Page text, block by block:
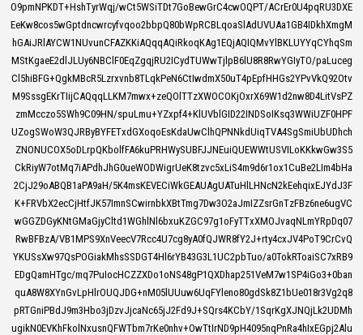
O9pmNPKDT+HshTyrWqj/wCt5WSiTDt7GoBewGrC4cwOQPT/ACrEr0U4pqRU3DXE
EeKw8cos5wGptdncwrcyfvqoo2bbpQ80bWpRCBLqoaSlAdUVUAa1GB4IDkhXmgM
hGAiJRlAYCW1NUvunCFAZKKiAQqqAQiRkoqKAg1EQjAQIQMvYlBKLUYYqCYhqSm
MStKgaeE2dlJLUy6NBClF0EqZgqjRU2ICydTUWwTjlpB6lU8R8RwYGIyTO/paLuceg
Cl5hiBFG+QgkMBcR5Lzrxvnb8TLqkPeN6CtIwdmX50uT4pEpfHHGs2YPvVkQ92Otv
M9SssgEKrTIijCAQqqLLKM7mwx+zeQOlTTzXWOCOKjOxrX69W1d2nw8D4LitVsPZ
zmMcczo5SWh9C09HN/spuLmu+YZxpf4+KlUVblGID22INDSoIKsq3WWiUZF0HPF
UZogSWoW3QJRByBYFETxdGXoqoEsKdaUwClhQPNNkdUiqTVA4SgSmiUbUDhch
ZNONUCOX5oDLrpQKbolfFA6kuPRHWySUBFJJNEuiQUEWWtUSVILoKKkwGw3S5
CkRiyW7otMq7iAPdhJhG0ueWODWigrUeK8tzvc5xLiS4m9d6r1ox1CuBe2LIm4bHa
2CjJ29oABQB1aPA9aH/5K4msKEVECiWkGEAUAgUATuHlLHNcN2kEehqixEJYdJ3F
K+FRVbX2ecCjHtfJK57ImnSCwirnbkXBtTmg7Dw3O2aJmIZZsrGnTzFBz6ne6ugVC
wGGZDGyKNtGMaGjyCltd1WGhlNl6bxuKZGC97g1oFyTTxXMOJvaqNLmYRpDq07
RwBFBzA/VB1MPS9XnVeecV7Rcc4U7cg8yA0fQJWR8fY2J+rty4cxJV4PoT9CrCvQ
YKUSsXw97QsPOGiakMhsSSDGT4Hl6rYB43G3L1UC2pbTuo/a0TokRToaiSC7xRB9
EDgQamHTgc/mq7PuIocHCZZXDo1oNS48gP1QXDhap251VeM7w1SP4iGo3+0ban
quA8W8XYnGvLpHlrOUQJDG+nM05lUUuw6UqFYleno80gdSk8Z1bUe018r3Vg2q8
pRTGniPBdJ9m3Hbo3jDzvJjcaNc65jJ2Fd9J+SQrs4KCbY/1SqrKgXJNQjLk2UDMh
ugikN0EVKhFkolNxusnQFWTbm7rKe0nhv+OwTtIrND9pH4095nqPnRa4hIxEGpj2Alu